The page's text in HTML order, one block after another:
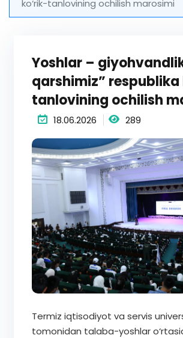
ko‘rik-tanlovining ochilish marosimi
Yoshlar –
qarshimiz” respublika
tanlovining ochilish
18.06.2026 289
Termiz iqtisodiyot va servis
tomonidan talaba-yoshlar